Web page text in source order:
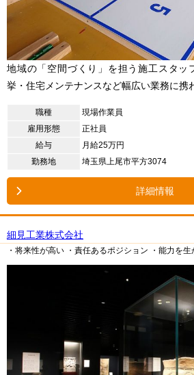
地域の「空間づくり」を担う施工スタッ
挙・住宅メンテナンスなど幅広い業務に携
職種
現場作業員
雇用形態
正社員
給与
月給25万円
勤務地
埼玉県上尾市平方3074
詳細情報
細見工業株式会社
・将来性が高い ・責任あるポジション ・能力を生